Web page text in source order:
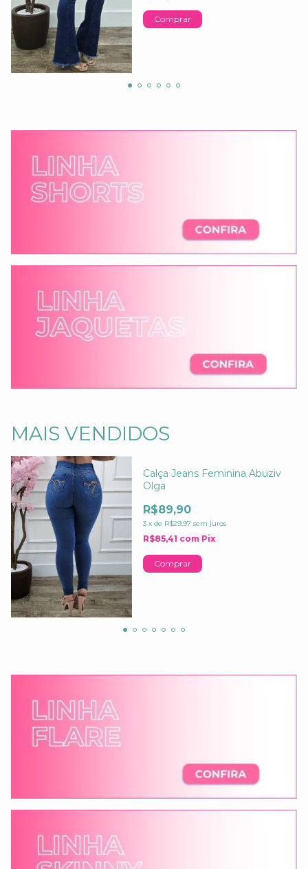
Comprar
MAIS VENDIDOS
Calça Jeans Feminina Abuziv
Olga
R$89,90
3 x de R$29,97 sem juros
R$85,41 com Pix
Comprar